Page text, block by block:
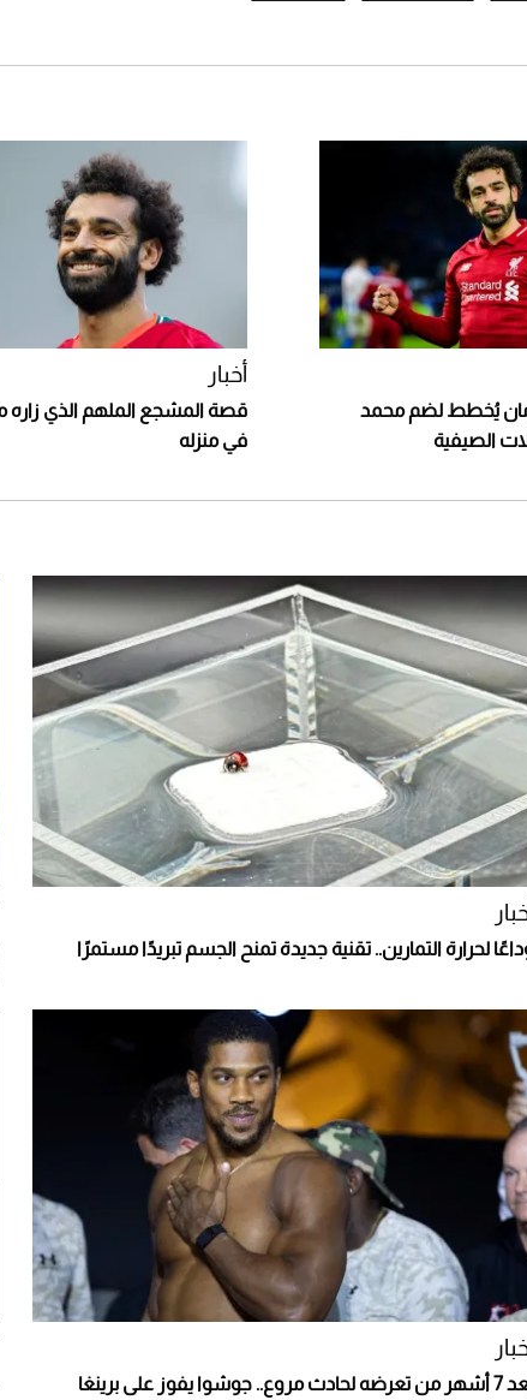
يُخطط لضم محمد
الصيفية
أخبار
قصة المشجع الملهم الذي زاره
في منزله
لحرارة التمارين.. تقنية جديدة تمنح الجسم تبريدًا مستمرًا
بعد 7 أشهر من تعرضه لحادث مروع.. جوشوا يفوز على برينغا